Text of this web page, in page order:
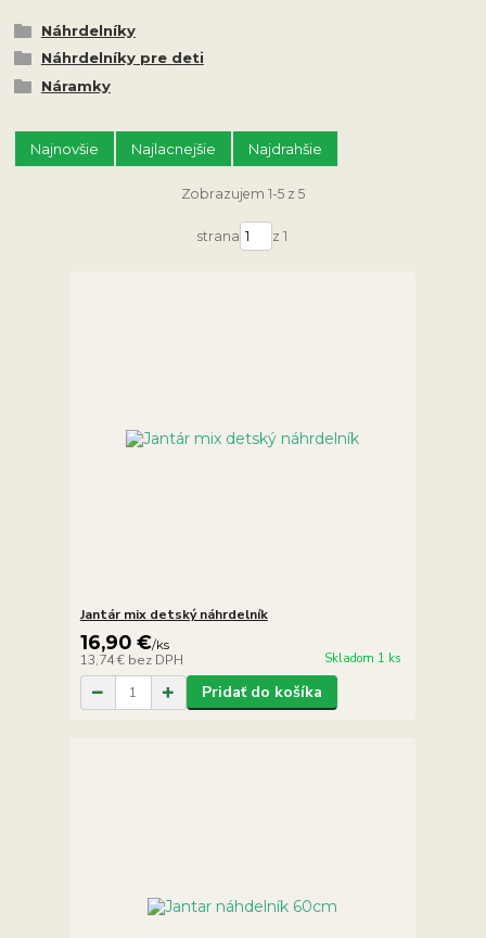
Náhrdelníky
Náhrdelníky pre deti
Náramky
Najnovšie Najlacnejšie Najdrahšie
Zobrazujem 1-5 z 5
strana z 1
Jantár mix detský náhrdelník
16,90 €/ks
13,74 € bez DPH Skladom 1 ks
Pridať do košíka